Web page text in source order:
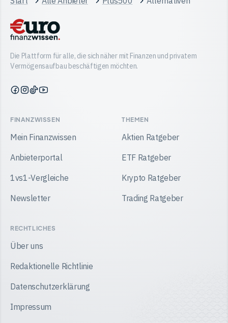
Die Plattform für alle, die sich näher mit Finanzen und privatem
Vermögensaufbau beschäftigen möchten.
Finanzwissen
Facebook
Finanzwissen
Instagram
Finanzwissen
TikTok
Finanzwissen
YouTube
FINANZWISSEN
Mein Finanzwissen
Anbieterportal
1vs1-Vergleiche
Newsletter
THEMEN
Aktien Ratgeber
ETF Ratgeber
Krypto Ratgeber
Trading Ratgeber
RECHTLICHES
Über uns
Redaktionelle Richtlinie
Datenschutzerklärung
Impressum